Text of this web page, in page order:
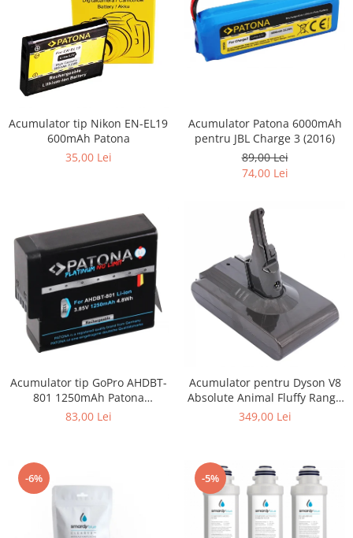
Acumulator tip Nikon EN-EL19
600mAh Patona
35,00 Lei
Acumulator Patona 6000mAh
pentru JBL Charge 3 (2016)
89,00 Lei
74,00 Lei
Acumulator tip GoPro AHDBT-
801 1250mAh Patona
Platinum
83,00 Lei
Acumulator pentru Dyson V8
Absolute Animal Fluffy Range
SV10 4000mAh Patona
349,00 Lei
-6% -5%